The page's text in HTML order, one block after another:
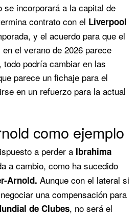
se incorporará a la capital de
contrato con el Liverpool
y el acuerdo para que el
el verano de 2026 parece
podría cambiar en las
parece un fichaje para el
en un refuerzo para la actual
como ejemplo
a perder a Ibrahima
a cambio, como ha sucedido
Arnold. Aunque con el lateral si
una compensación para
de Clubes, no será el